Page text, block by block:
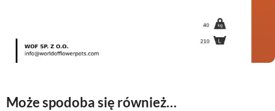
Może spodoba się również…